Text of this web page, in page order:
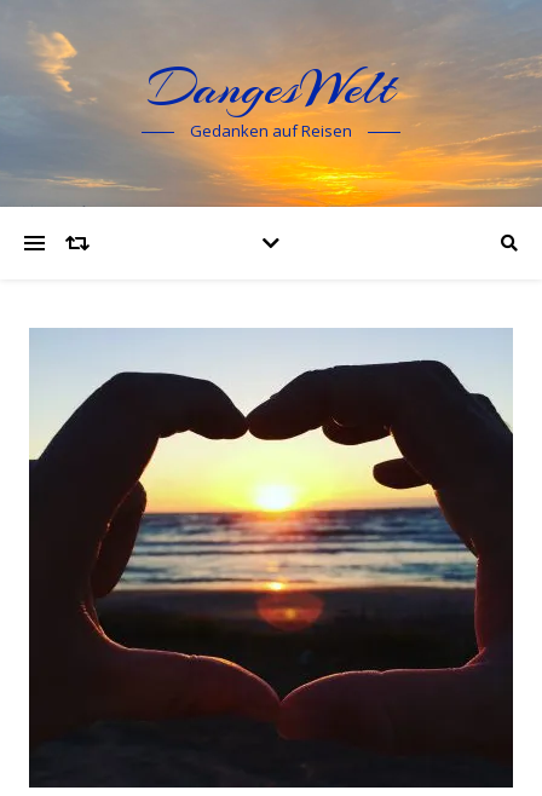
DangesWelt
Gedanken auf Reisen